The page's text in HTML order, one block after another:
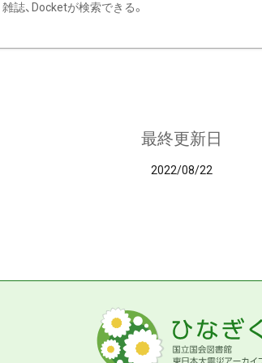
雑誌、Docketが検索できる。
最終更新日
2022/08/22